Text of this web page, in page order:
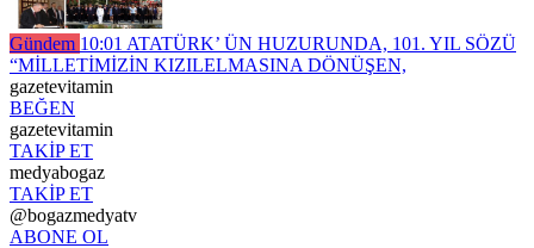
Gündem 10:01 ATATÜRK’ ÜN HUZURUNDA, 101. YIL SÖZÜ
“MİLLETİMİZİN KIZILELMASINA DÖNÜŞEN,
gazetevitamin
BEĞEN
gazetevitamin
TAKİP ET
medyabogaz
TAKİP ET
@bogazmedyatv
ABONE OL